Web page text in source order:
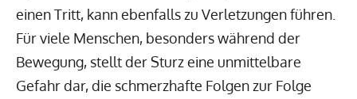
einen Tritt, kann ebenfalls zu Verletzungen führen.
Für viele Menschen, besonders während der
Bewegung, stellt der Sturz eine unmittelbare
Gefahr dar, die schmerzhafte Folgen zur Folge